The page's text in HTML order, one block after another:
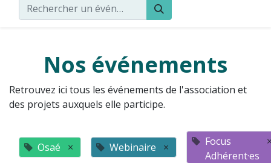
Nos événements
Retrouvez ici tous les événements de l'association et
des projets auxquels elle participe.
Osaé × Webinaire ×
Focus
Adhérent·es